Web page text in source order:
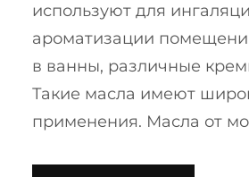
используют для
ароматизации
в ванны, различные
Такие масла имеют
применения. Масла от